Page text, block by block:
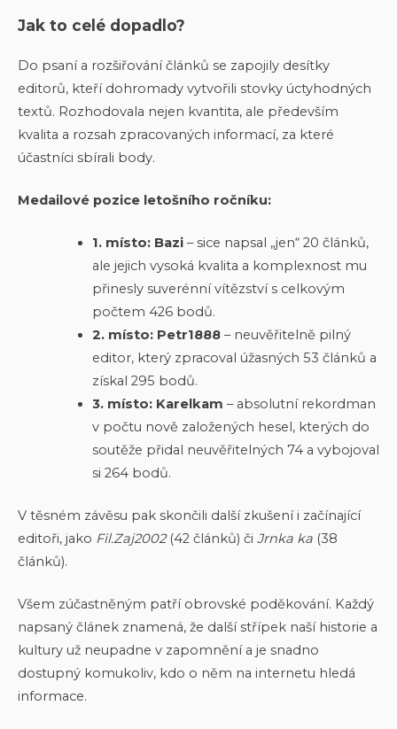
Jak to celé dopadlo?
Do psaní a rozšiřování článků se zapojily desítky
editorů, kteří dohromady vytvořili stovky úctyhodných
textů. Rozhodovala nejen kvantita, ale především
kvalita a rozsah zpracovaných informací, za které
účastníci sbírali body.
Medailové pozice letošního ročníku:
1. místo: Bazi – sice napsal „jen“ 20 článků,
ale jejich vysoká kvalita a komplexnost mu
přinesly suverénní vítězství s celkovým
počtem 426 bodů.
2. místo: Petr1888 – neuvěřitelně pilný
editor, který zpracoval úžasných 53 článků a
získal 295 bodů.
3. místo: Karelkam – absolutní rekordman
v počtu nově založených hesel, kterých do
soutěže přidal neuvěřitelných 74 a vybojoval
si 264 bodů.
V těsném závěsu pak skončili další zkušení i začínající
editoři, jako Fil.Zaj2002(42 článků) či Jrnka ka (38
článků).
Všem zúčastněným patří obrovské poděkování. Každý
napsaný článek znamená, že další střípek naší historie a
kultury už neupadne v zapomnění a je snadno
dostupný komukoliv, kdo o něm na internetu hledá
informace.